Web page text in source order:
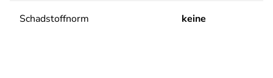
Schadstoffnorm keine